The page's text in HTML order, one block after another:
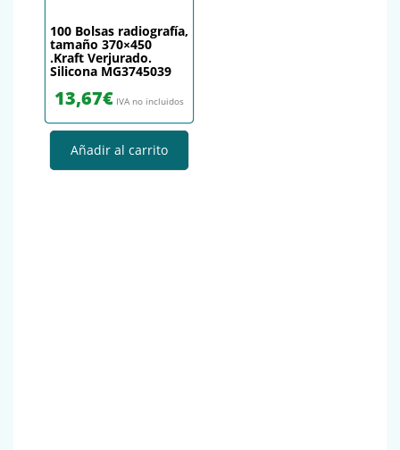
100 Bolsas radiografía,
tamaño 370×450
.Kraft Verjurado.
Silicona MG3745039
13,67€ IVA no incluidos
Añadir al carrito